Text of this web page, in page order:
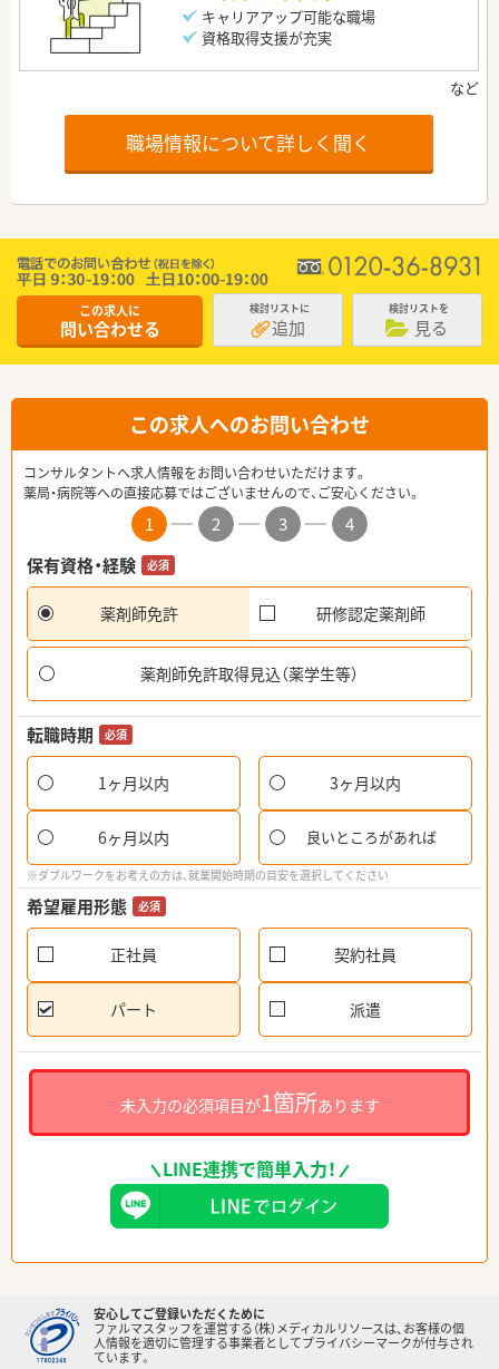
キャリアアップ可能な職場
資格取得支援が充実
職場情報について詳しく聞く
この求人に
問い合わせる
検討リストに
追加
検討リストを
見る
この求人へのお問い合わせ
コンサルタントへ求人情報をお問い合わせいただけます。
薬局・病院等への直接応募ではございませんので、ご安心ください。
1 2 3
4
保有資格・経験
必須
薬剤師免許 研修認定薬剤師
薬剤師免許取得見込（薬学生等）
転職時期 必須
1ヶ月以内 3ヶ月以内
6ヶ月以内 良いところがあれば
※ダブルワークをお考えの方は、就業開始時期の目安を選択してください
希望雇用形態 必須
正社員 契約社員
パート 派遣
未入力の必須項目が1箇所あります
LINE連携で簡単入力！
安心してご登録いただくために
ファルマスタッフを運営する（株）メディカルリソースは、お客様の個
人情報を適切に管理する事業者としてプライバシーマークが付与され
ています。